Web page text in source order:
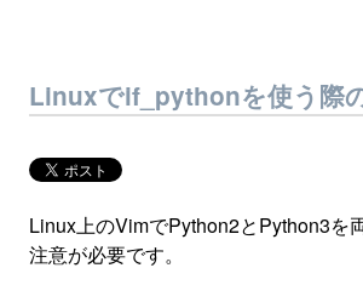
Linuxでif_pythonを使う際
Linux上のVimでPython2とPython3を
注意が必要です。